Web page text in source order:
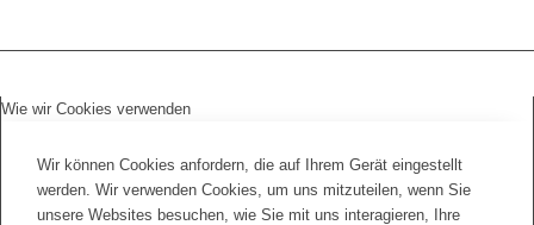
Wie wir Cookies verwenden
Wir können Cookies anfordern, die auf Ihrem Gerät eingestellt
werden. Wir verwenden Cookies, um uns mitzuteilen, wenn Sie
unsere Websites besuchen, wie Sie mit uns interagieren, Ihre